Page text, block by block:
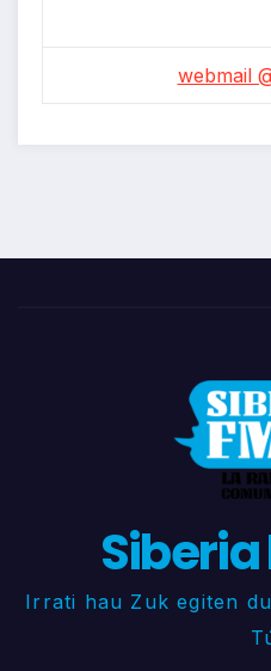
webmail
Siberia
Irrati hau Zuk egiten